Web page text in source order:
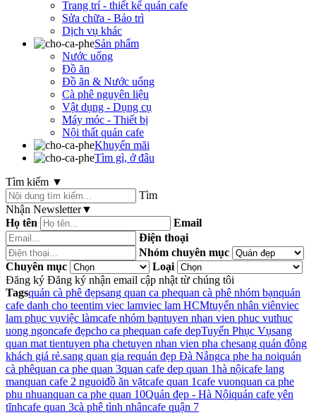
Trang trí - thiết kế quán cafe
Sửa chữa - Bảo trì
Dịch vụ khác
Sản phẩm
Nước uống
Đồ ăn
Đồ ăn & Nước uống
Cà phê nguyên liệu
Vật dụng - Dụng cụ
Máy móc - Thiết bị
Nội thất quán cafe
Khuyến mãi
Tìm gì, ở đâu
Tìm kiếm ▼
Tìm
Nhận Newsletter▼
Họ tên
Email
Điện thoại
Nhóm chuyên mục
Chuyên mục
Loại
Đăng ký Đăng ký nhận email cập nhật từ chúng tôi
Tagsquán cà phê đẹpsang quan ca phequan cà phê nhóm bạnquán
cafe danh cho teentim viec lamviec lam HCMtuyển nhân viênviec
lam phục vụviệc làmcafe nhóm bạntuyen nhan vien phuc vuthuc
uong ngoncafe đẹpcho ca phequan cafe depTuyển Phục Vụsang
quan mat tientuyen pha chetuyen nhan vien pha chesang quán đông
khách giá rẻ.sang quan gia requán đẹp Đà Nẵngca phe ha noiquán
cà phêquan ca phe quan 3quan cafe dep quan 1hà nộicafe lang
manquan cafe 2 nguoiđồ ăn vặtcafe quan 1cafe vuonquan ca phe
phu nhuanquan ca phe quan 10Quán đẹp - Hà Nộiquán cafe yên
tĩnhcafe quan 3cà phê tình nhâncafe quận 7